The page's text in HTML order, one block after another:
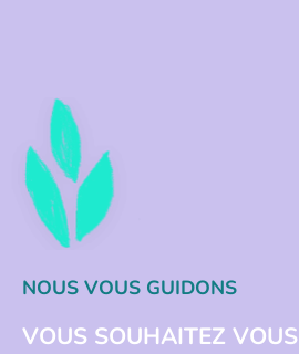
NOUS VOUS GUIDONS
VOUS SOUHAITEZ VOUS